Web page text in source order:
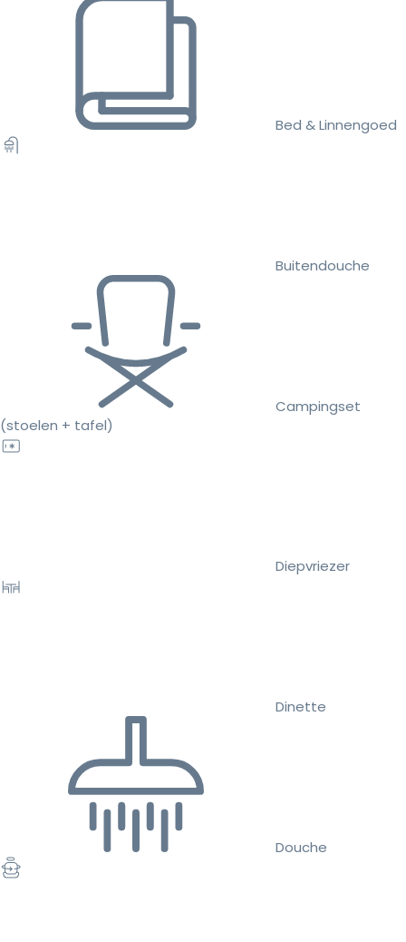
Bed & Linnengoed
Buitendouche
Campingset
(stoelen + tafel)
Diepvriezer
Dinette
Douche